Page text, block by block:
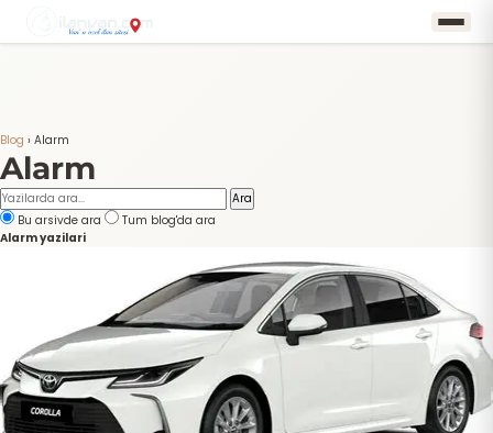
Blog › Alarm
Alarm
Ara
Bu arsivde ara
Tum blog'da ara
Alarm yazilari